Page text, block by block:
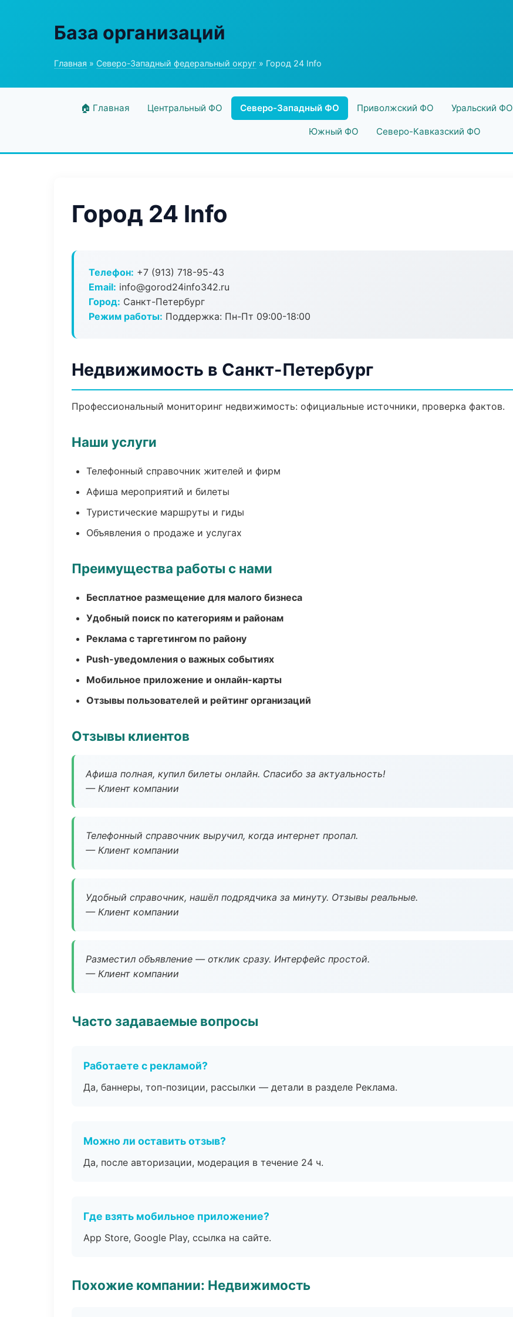
База организаций
Главная » Северо-Западный федеральный округ » Город 24 Info
🏠 Главная Центральный ФО Северо-Западный ФО Приволжский ФО Уральский ФО
Южный ФО Северо-Кавказский ФО
Город 24 Info
Телефон: +7 (913) 718-95-43
Email: info@gorod24info342.ru
Город: Санкт-Петербург
Режим работы: Поддержка: Пн-Пт 09:00-18:00
Недвижимость в Санкт-Петербург
Профессиональный мониторинг недвижимость: официальные источники, проверка фактов.
Наши услуги
Телефонный справочник жителей и фирм
Афиша мероприятий и билеты
Туристические маршруты и гиды
Объявления о продаже и услугах
Преимущества работы с нами
Бесплатное размещение для малого бизнеса
Удобный поиск по категориям и районам
Реклама с таргетингом по району
Push-уведомления о важных событиях
Мобильное приложение и онлайн-карты
Отзывы пользователей и рейтинг организаций
Отзывы клиентов
Афиша полная, купил билеты онлайн. Спасибо за актуальность!
— Клиент компании
Телефонный справочник выручил, когда интернет пропал.
— Клиент компании
Удобный справочник, нашёл подрядчика за минуту. Отзывы реальные.
— Клиент компании
Разместил объявление — отклик сразу. Интерфейс простой.
— Клиент компании
Часто задаваемые вопросы
Работаете с рекламой?
Да, баннеры, топ-позиции, рассылки — детали в разделе Реклама.
Можно ли оставить отзыв?
Да, после авторизации, модерация в течение 24 ч.
Где взять мобильное приложение?
App Store, Google Play, ссылка на сайте.
Похожие компании: Недвижимость